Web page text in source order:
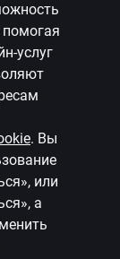
услуг
. Вы
или
а